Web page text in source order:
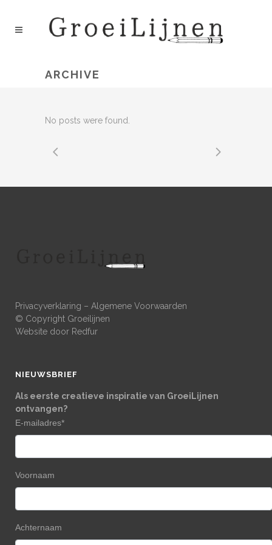
ARCHIVE
No posts were found.
Privacyverklaring – Algemene Voorwaarden
© Copyright Groeilijnen
Website door Redfur
NIEUWSBRIEF
Als eerste creatieve inspiratie van GroeiLijnen
ontvangen?
E-mailadres*
Voornaam
Achternaam